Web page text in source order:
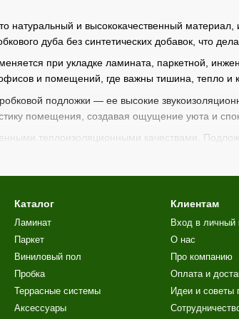
натуральный и высококачественный
дуба без синтетических добавок, что
при укладке ламината, паркетной,
и помещений, где важны тишина, тепло и
подложки — ее высокие
помещения, создавая ощущение уюта и
теплоизоляционными качествами.
позволяет компенсировать небольшие
легко поддается резке и совместим с
подложка может использоваться и в системах
высоким качеством и
безопасности и долговечности.
идеальный выбор для тех, кто ищет
Каталог
Ламинат
Паркет
Виниловый пол
Пробка
Террасные системы
Аксессуары
Клиентам
Вход в личный
О нас
Про компанию
Оплата и
Идеи и советы